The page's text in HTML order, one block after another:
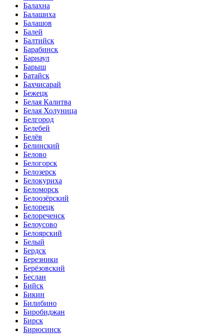
Балахна
Балашиха
Балашов
Балей
Балтийск
Барабинск
Барнаул
Барыш
Батайск
Бахчисарай
Бежецк
Белая Калитва
Белая Холуница
Белгород
Белебей
Белёв
Белинский
Белово
Белогорск
Белозерск
Белокуриха
Беломорск
Белоозёрский
Белорецк
Белореченск
Белоусово
Белоярский
Белый
Бердск
Березники
Берёзовский
Беслан
Бийск
Бикин
Билибино
Биробиджан
Бирск
Бирюсинск